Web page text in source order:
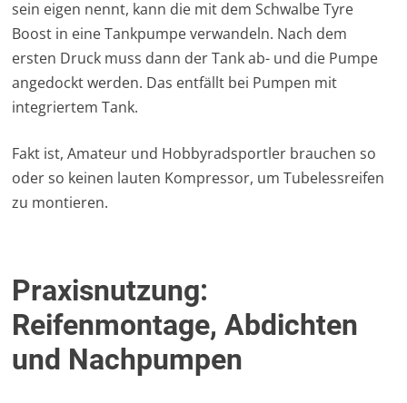
sein eigen nennt, kann die mit dem Schwalbe Tyre
Boost in eine Tankpumpe verwandeln. Nach dem
ersten Druck muss dann der Tank ab- und die Pumpe
angedockt werden. Das entfällt bei Pumpen mit
integriertem Tank.
Fakt ist, Amateur und Hobbyradsportler brauchen so
oder so keinen lauten Kompressor, um Tubelessreifen
zu montieren.
Praxisnutzung:
Reifenmontage, Abdichten
und Nachpumpen